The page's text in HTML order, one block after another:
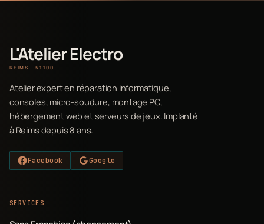
L'Atelier Electro
REIMS · 51100
Atelier expert en réparation informatique,
consoles, micro-soudure, montage PC,
hébergement web et serveurs de jeux. Implanté
à Reims depuis 8 ans.
Facebook Google
SERVICES